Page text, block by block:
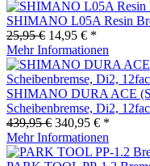
SHIMANO L05A Resin
25,95 € 14,95 € *
Mehr Informationen
SHIMANO DURA ACE
Scheibenbremse, Di2,
439,95 € 340,95 € *
Mehr Informationen